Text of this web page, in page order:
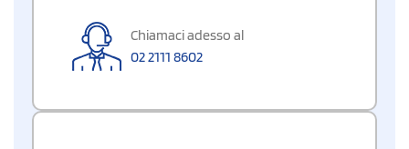
Chiamaci adesso al
02 2111 8602